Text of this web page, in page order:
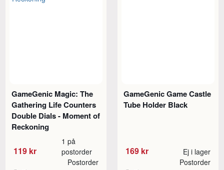
GameGenic Magic: The
Gathering Life Counters
Double Dials - Moment of
Reckoning
119 kr
1 på
postorder
Postorder
GameGenic Game Castle
Tube Holder Black
169 kr Ej i lager
Postorder